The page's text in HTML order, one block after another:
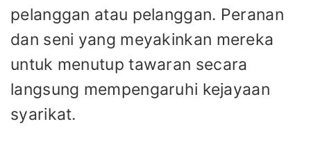
pelanggan atau pelanggan. Peranan
dan seni yang meyakinkan mereka
untuk menutup tawaran secara
langsung mempengaruhi kejayaan
syarikat.